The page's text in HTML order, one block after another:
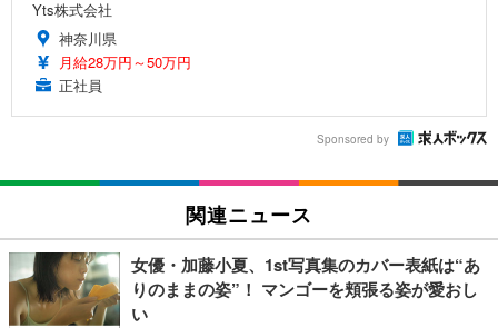
Yts株式会社
神奈川県
月給28万円～50万円
正社員
Sponsored by
関連ニュース
女優・加藤小夏、1st写真集のカバー表紙は“あ
りのままの姿”！ マンゴーを頬張る姿が愛おし
い